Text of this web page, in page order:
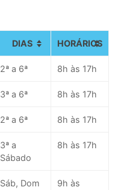
DIAS HORÁRIOS
2ª a 6ª 8h às 17h
3ª a 6ª 8h às 17h
2ª a 6ª 8h às 17h
3ª a
Sábado
8h às 17h
Sáb, Dom
9h às